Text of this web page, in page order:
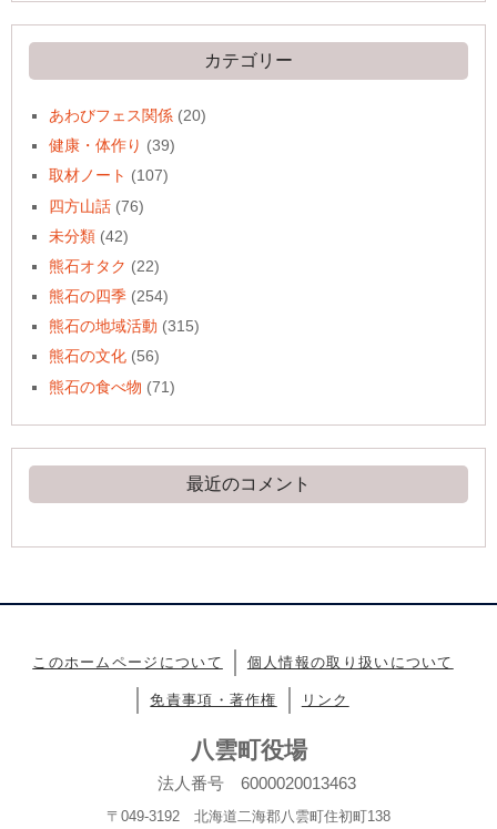
イ
ブ
カテゴリー
あわびフェス関係 (20)
健康・体作り (39)
取材ノート (107)
四方山話 (76)
未分類 (42)
熊石オタク (22)
熊石の四季 (254)
熊石の地域活動 (315)
熊石の文化 (56)
熊石の食べ物 (71)
最近のコメント
このホームページについて 個人情報の取り扱いについて
免責事項・著作権 リンク
八雲町役場
法人番号 6000020013463
〒049-3192 北海道二海郡八雲町住初町138